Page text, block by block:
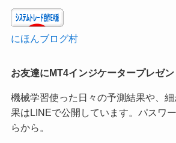
にほんブログ村
お友達にMT4インジケータープレゼン
機械学習使った日々の予測結果や、
果はLINEで公開しています。パスワ
らから。